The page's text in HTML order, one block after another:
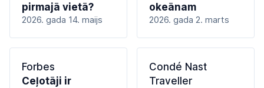
pirmajā vietā?
2026. gada 14. maijs
okeānam
2026. gada 2. marts
Forbes
Ceļotāji ir
Condé Nast
Traveller